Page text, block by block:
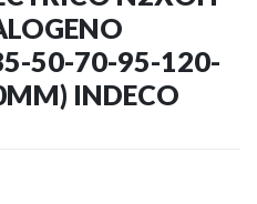
50-70-95-120-
INDECO